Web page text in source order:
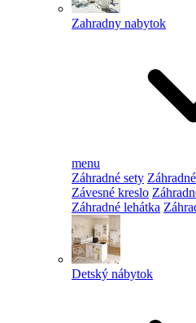
Zahradny nabytok
menu
Záhradné sety
Závesné kreslo
Záhradné lehátka
Detský nábytok